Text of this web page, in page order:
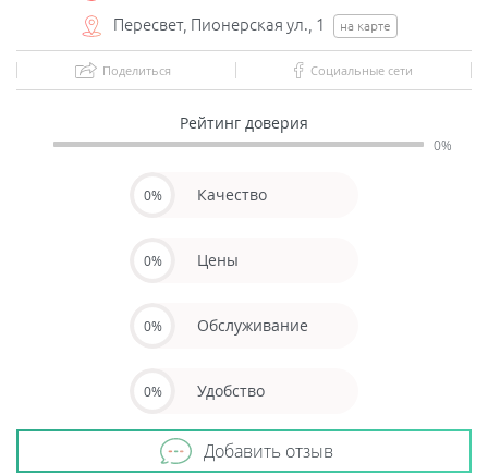
Пересвет, Пионерская ул., 1
на карте
Поделиться Социальные сети
Рейтинг доверия
0%
0% Качество
0% Цены
0% Обслуживание
0% Удобство
Добавить отзыв